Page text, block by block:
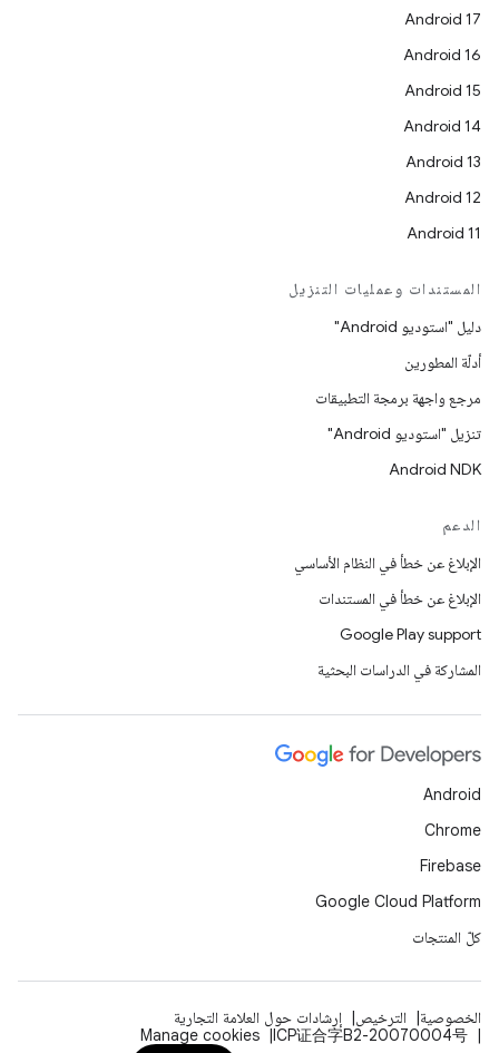
Android 17
Android 16
Android 15
Android 14
Android 13
Android 12
Android 11
المستندات وعمليات التنزيل
دليل "استوديو Android"
أدلّة المطورين
مرجع واجهة برمجة التطبيقات
تنزيل "استوديو Android"
Android NDK
الدعم
الإبلاغ عن خطأ في النظام الأساسي
الإبلاغ عن خطأ في المستندات
Google Play support
المشاركة في الدراسات البحثية
Android
Chrome
Firebase
Google Cloud Platform
كلّ المنتجات
الخصوصية الترخيص
إرشادات حول العلامة التجارية
ICP证合字B2-20070004号
Manage cookies